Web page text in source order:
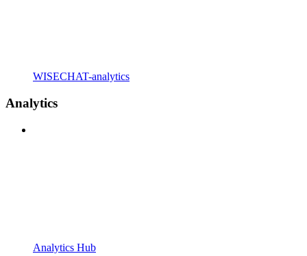
WISECHAT-analytics
Analytics
Analytics Hub